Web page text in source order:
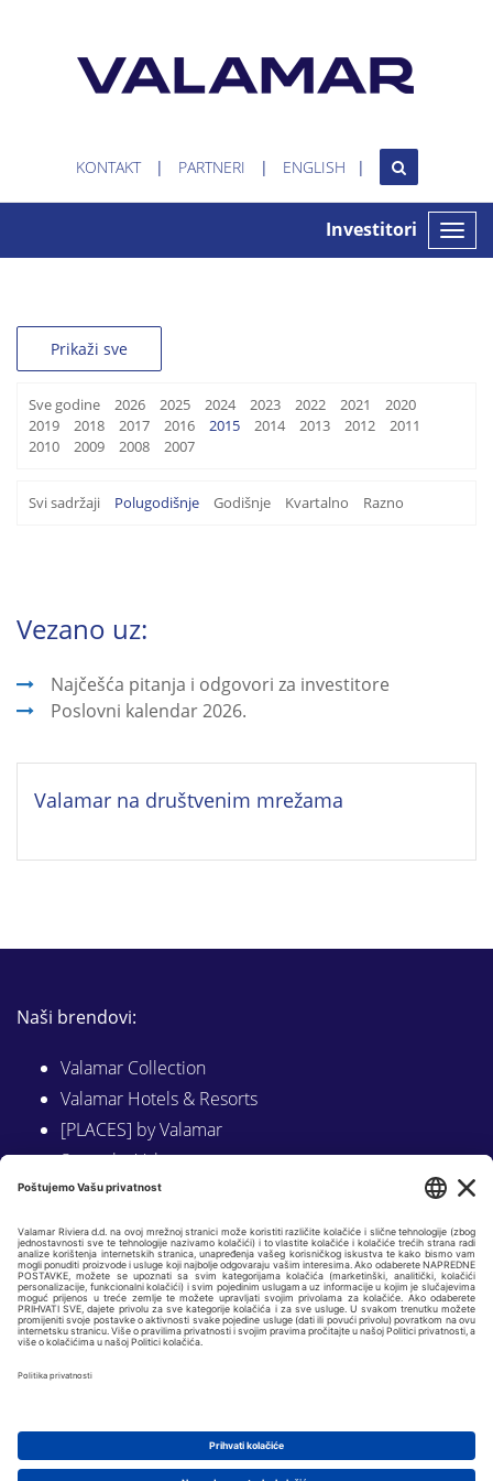
KONTAKT PARTNERI ENGLISH
Toggle
Investitori
Prikaži sve
Sve godine 2026 2025 2024 2023 2022 2021
2020
2019
2018 2017 2016 2015 2014 2013 2012
2011
2010
2009 2008 2007
Svi sadržaji Polugodišnje Godišnje Kvartalno Razno
Vezano uz:
Najčešća pitanja i odgovori za investitore
Poslovni kalendar 2026.
Valamar na društvenim mrežama
Naši brendovi:
Valamar Collection
Valamar Hotels & Resorts
[PLACES] by Valamar
Sunny by Valamar
Valamar Camping
Istraži na Valamar.com
Slijedite nas na: